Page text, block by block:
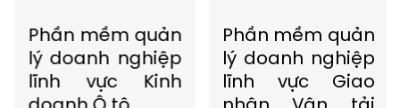
Phần mềm quản
lý doanh nghiệp
lĩnh vực Kinh
Phần mềm quản
lý doanh nghiệp
lĩnh vực Giao